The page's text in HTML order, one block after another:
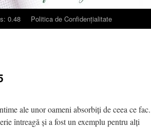
0.48 Politica de Confidențialitate
ale unor oameni absorbiți de ceea ce fac.
întreagă și a fost un exemplu pentru alți